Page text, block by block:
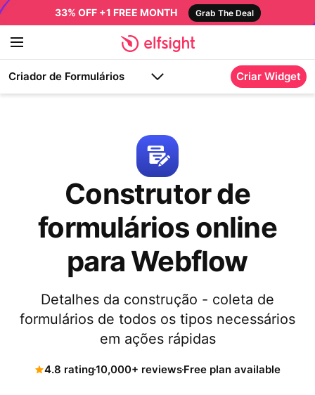
33% OFF +1 FREE MONTH Grab The Deal
Criador de Formulários Criar Widget
Construtor de
formulários online
para Webflow
Detalhes da construção - coleta de
formulários de todos os tipos necessários
em ações rápidas
4.8 rating10,000+ reviewsFree plan available